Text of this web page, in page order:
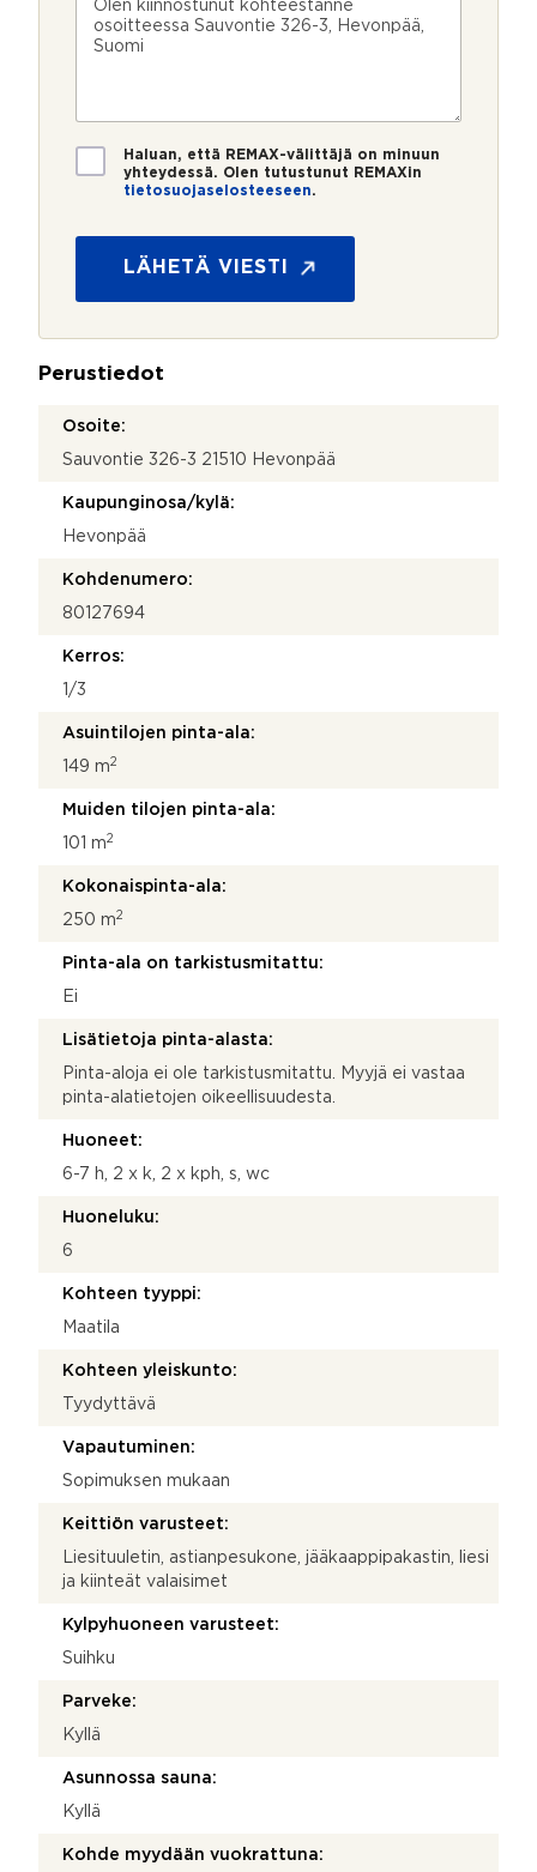
o
*
i
*
T
i
o
*
Haluan, että REMAX-välittäjä on minuun
yhteydessä. Olen tutustunut REMAXin
tietosuojaselosteeseen.
i
t
LÄHETÄ VIESTI
Perustiedot
Osoite:
Sauvontie 326-3 21510 Hevonpää
Kaupunginosa/kylä:
Hevonpää
Kohdenumero:
80127694
Kerros:
1/3
Asuintilojen pinta-ala:
149 m2
Muiden tilojen pinta-ala:
101 m2
Kokonaispinta-ala:
250 m2
Pinta-ala on tarkistusmitattu:
Ei
Lisätietoja pinta-alasta:
Pinta-aloja ei ole tarkistusmitattu. Myyjä ei vastaa
pinta-alatietojen oikeellisuudesta.
Huoneet:
6-7 h, 2 x k, 2 x kph, s, wc
Huoneluku:
6
Kohteen tyyppi:
Maatila
Kohteen yleiskunto:
Tyydyttävä
Vapautuminen:
Sopimuksen mukaan
Keittiön varusteet:
Liesituuletin, astianpesukone, jääkaappipakastin, liesi
ja kiinteät valaisimet
Kylpyhuoneen varusteet:
Suihku
Parveke:
Kyllä
Asunnossa sauna:
Kyllä
Kohde myydään vuokrattuna: